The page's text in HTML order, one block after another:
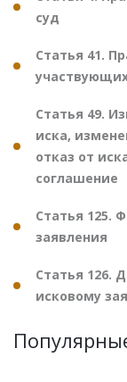
суд
Статья 41.
Статья 49.
иска,
отказ от
соглашение
Статья 125.
заявления
Статья 126.
исковому